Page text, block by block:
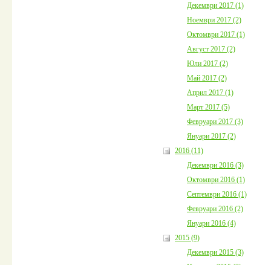
Декември 2017 (1)
Ноември 2017 (2)
Октомври 2017 (1)
Август 2017 (2)
Юли 2017 (2)
Май 2017 (2)
Април 2017 (1)
Март 2017 (5)
Февруари 2017 (3)
Януари 2017 (2)
2016 (11)
Декември 2016 (3)
Октомври 2016 (1)
Септември 2016 (1)
Февруари 2016 (2)
Януари 2016 (4)
2015 (9)
Декември 2015 (3)